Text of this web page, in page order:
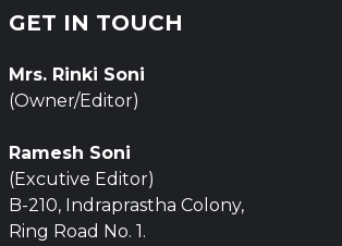
GET IN TOUCH
Mrs. Rinki Soni
(Owner/Editor)
Ramesh Soni
(Excutive Editor)
B-210, Indraprastha Colony,
Ring Road No. 1.